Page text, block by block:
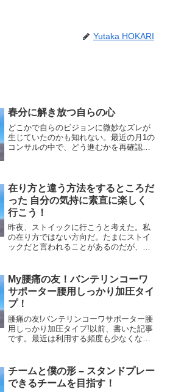
Yutaka HOKARI
春分に解き放つ自らの心
どこかで自らのビジョンに微妙なズレが
生じていたのかも知れない。最近の月1の
コンサルの中で、どう進むかを再確認出
たが、今思えば自らの心に...
在り方と違う方法をするところだ
った 自分の気持に素直に楽しく
行こう！
昨夜、ストイックに行こうと考えた。私
の在り方ではない方向だ。たまにストイ
ックだと言われることがあるのだが、そ
夜のストイックという考えは、自らの欲
を押さえ込むつもりでの考...
My腰痛の友！バンテリンコーワ
サポーター腰用しっかり加圧タイ
プ！
腰痛の友!バンテリンコーワサポーター腰
用しっかり加圧タイプ!以前、書いた記事
です。最近は利用する頻度も少なくなっ
の場合、腰痛になったときは、その痛み
の大小に関わらず、し...
チームと僕の形 – スタンドプレー
できるチームを目指す！